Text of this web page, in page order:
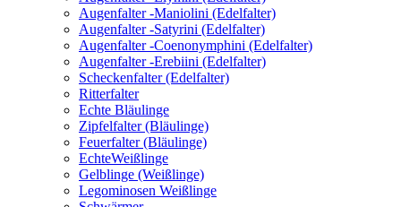
Augenfalter -Maniolini (Edelfalter)
Augenfalter -Satyrini (Edelfalter)
Augenfalter -Coenonymphini (Edelfalter)
Augenfalter -Erebiini (Edelfalter)
Scheckenfalter (Edelfalter)
Ritterfalter
Echte Bläulinge
Zipfelfalter (Bläulinge)
Feuerfalter (Bläulinge)
EchteWeißlinge
Gelblinge (Weißlinge)
Legominosen Weißlinge